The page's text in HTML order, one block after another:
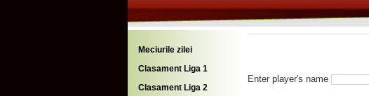
Meciurile zilei
Clasament Liga 1
Clasament Liga 2
Enter player's name